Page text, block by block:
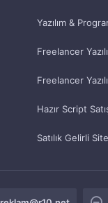
Yazılım &
Freelancer
Freelancer
Hazır Script
Satılık Gelirli